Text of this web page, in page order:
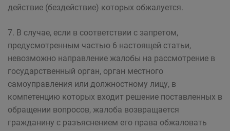
действие (бездействие) которых обжалуется.
7. В случае, если в соответствии с запретом,
предусмотренным частью 6 настоящей статьи,
невозможно направление жалобы на рассмотрение в
государственный орган, орган местного
самоуправления или должностному лицу, в
компетенцию которых входит решение поставленных в
обращении вопросов, жалоба возвращается
гражданину с разъяснением его права обжаловать